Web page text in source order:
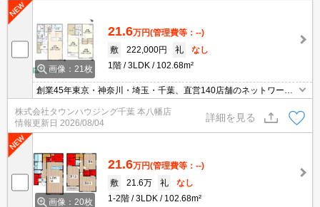
画像：21枚
21.6万円(管理費等：--)
敷
222,000円 礼
なし
1階
3LDK 102.68m²
創業45年東京・神奈川・埼玉・千葉、直営140店舗のネットワーク
でお部屋探しをサポートするタウンハウジング。お部屋探しは【タ
ウンハウジング】にお任せ下さい！
株式会社タウンハウジング千葉 本八幡店
情報更新日 2026/08/04
詳細を見る
画像：20枚
21.6万円(管理費等：--)
敷
21.6万 礼
なし
1-2階
3LDK 102.68m²